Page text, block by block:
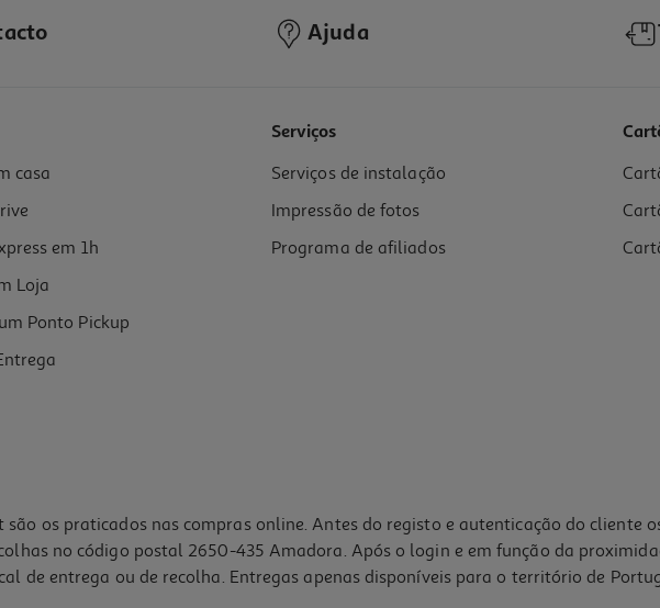
Ajuda
casa
em 1h
Loja
Ponto Pickup
Serviços
Serviços de instalação
Impressão de fotos
Programa de afiliados
os praticados nas compras online. Antes do registo e autenticação do cliente
no código postal 2650-435 Amadora. Após o login e em função da
de entrega ou de recolha. Entregas apenas disponíveis para o território de